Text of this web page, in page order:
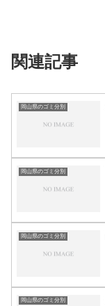
関連記事
岡山県のゴミ分別
岡山県のゴミ分別
岡山県のゴミ分別
岡山県のゴミ分別